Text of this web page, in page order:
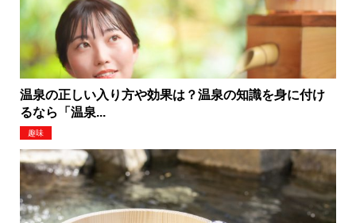
温泉の正しい入り方や効果は？温泉の知識を身に付け
るなら「温泉...
趣味